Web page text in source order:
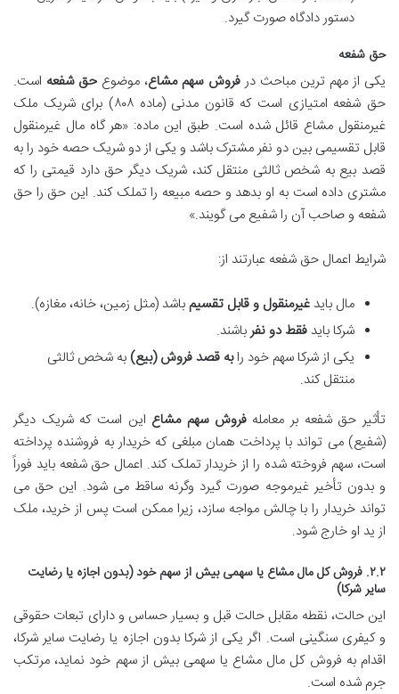
دستور دادگاه صورت گیرد.
حق شفعه
یکی از مهم ترین مباحث درفروش سهم مشاع، موضوعحق شفعه است.
حق شفعه امتیازی است که قانون مدنی (ماده ۸۰۸) برای شریک ملک
غیرمنقول مشاع قائل شده است. طبق این ماده: «هر گاه مال غیرمنقول
قابل تقسیمی بین دو نفر مشترک باشد و یکی از دو شریک حصه خود را به
قصد بیع به شخص ثالثی منتقل کند، شریک دیگر حق دارد قیمتی را که
مشتری داده است به او بدهد و حصه مبیعه را تملک کند. این حق را حق
شفعه و صاحب آن را شفیع می گویند.»
شرایط اعمال حق شفعه عبارتند از:
مال بایدغیرمنقول و قابل تقسیم باشد (مثل زمین، خانه، مغازه).
شرکا بایدفقط دو نفرباشند.
یکی از شرکا سهم خود رابه قصد فروش (بیع)به شخص ثالثی
منتقل کند.
تأثیر حق شفعه بر معاملهفروش سهم مشاع این است که شریک دیگر
(شفیع) می تواند با پرداخت همان مبلغی که خریدار به فروشنده پرداخته
است، سهم فروخته شده را از خریدار تملک کند. اعمال حق شفعه باید فوراً
و بدون تأخیر غیرموجه صورت گیرد وگرنه ساقط می شود. این حق می
تواند خریدار را با چالش مواجه سازد، زیرا ممکن است پس از خرید، ملک
از ید او خارج شود.
۲.۲. فروش کل مال مشاع یا سهمی بیش از سهم خود (بدون اجازه یا رضایت
سایر شرکا)
این حالت، نقطه مقابل حالت قبل و بسیار حساس و دارای تبعات حقوقی
و کیفری سنگینی است. اگر یکی از شرکا بدون اجازه یا رضایت سایر شرکا،
اقدام به فروش کل مال مشاع یا سهمی بیش از سهم خود نماید، مرتکب
جرم شده است.